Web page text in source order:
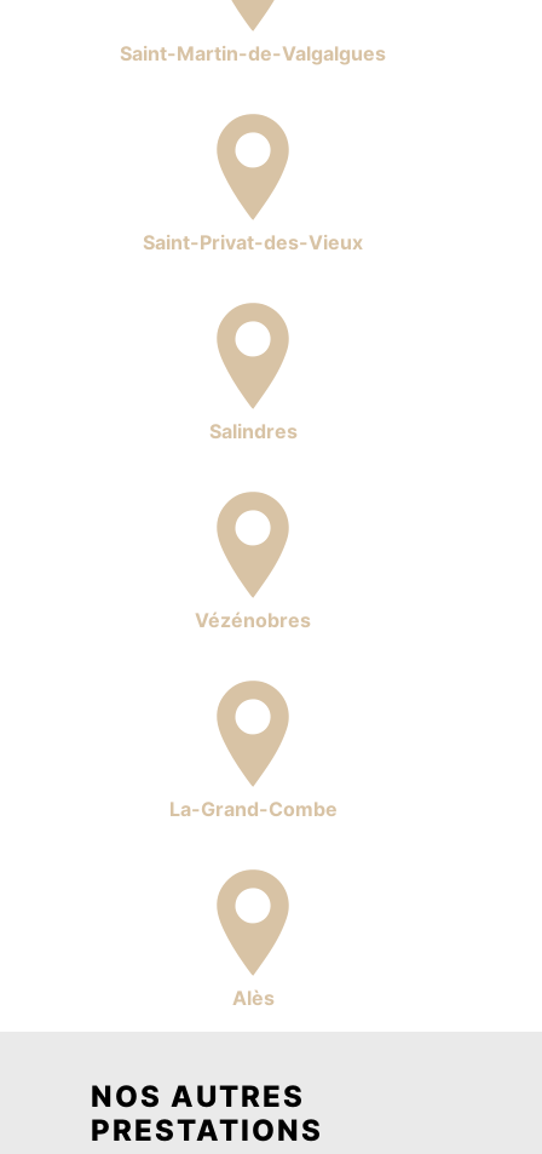
Saint-Martin-de-Valgalgues
Saint-Privat-des-Vieux
Salindres
Vézénobres
La-Grand-Combe
Alès
NOS AUTRES
PRESTATIONS